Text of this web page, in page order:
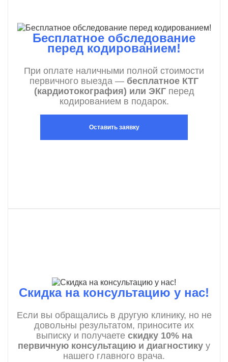
Бесплатное обследование
перед кодированием!
При оплате наличными полной стоимости
первичного выезда — бесплатное КТГ
(кардиотокография) или ЭКГперед
кодированием в подарок.
Оставить заявку
Скидка на консультацию у нас!
Если вы обращались в другую клинику, но не
довольны результатом, приносите их
выписку и получаете скидку 10% на
первичную консультацию и диагностику у
нашего главного врача.